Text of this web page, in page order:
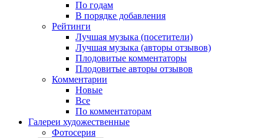
По годам
В порядке добавления
Рейтинги
Лучшая музыка (посетители)
Лучшая музыка (авторы отзывов)
Плодовитые комментаторы
Плодовитые авторы отзывов
Комментарии
Новые
Все
По комментаторам
Галереи художественные
Фотосерия